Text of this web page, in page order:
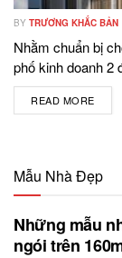
BY TRƯƠNG KHẮC BẢN
Nhằm chuẩn bị
phố kinh doanh 2
READ MORE
Mẫu Nhà Đẹp
Những mẫu
ngói trên